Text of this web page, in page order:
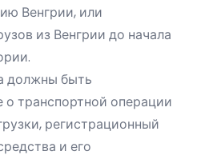
Венгрии, или
из Венгрии до начала
должны быть
транспортной операции
регистрационный
и его